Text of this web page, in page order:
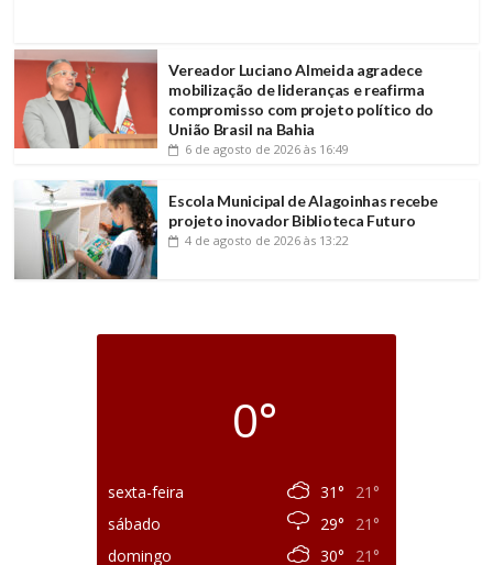
Vereador Luciano Almeida agradece
mobilização de lideranças e reafirma
compromisso com projeto político do
União Brasil na Bahia
6 de agosto de 2026 às 16:49
Escola Municipal de Alagoinhas recebe
projeto inovador Biblioteca Futuro
4 de agosto de 2026 às 13:22
0°
sexta-feira 31°
21°
sábado
29°
21°
domingo
30° 21°